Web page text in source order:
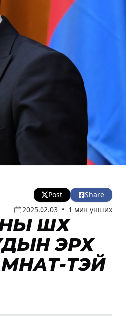
Post
Share
2025.02.03 • 1 мин унших
ШҮҮХ
ЭРХ
ТЭЙ